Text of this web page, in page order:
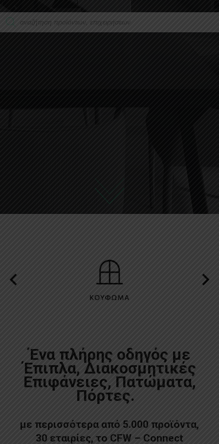
Ένα πλήρης οδηγός με
Έπιπλα, Διακοσμητικές
Επιφάνειες, Πατώματα,
Πόρτες.
με περισσότερα από 5.000 προϊόντα,
30 εταιρίες, το CFW – Connect